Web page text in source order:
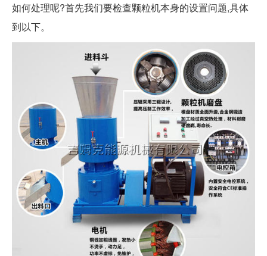
如何处理呢?首先我们要检查颗粒机本身的设置问题,具体
到以下。